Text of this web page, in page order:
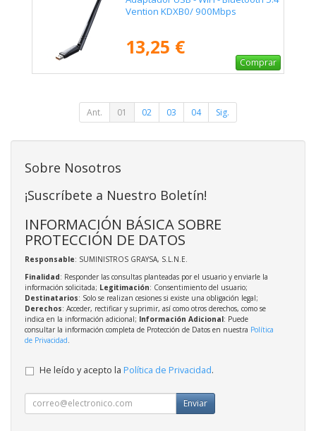
Vention KDXB0/ 900Mbps
13,25 €
Comprar
Ant. 01 02 03 04 Sig.
Sobre Nosotros
¡Suscríbete a Nuestro Boletín!
INFORMACIÓN BÁSICA SOBRE
PROTECCIÓN DE DATOS
Responsable: SUMINISTROS GRAYSA, S.L.N.E.
Finalidad: Responder las consultas planteadas por el usuario y enviarle la
información solicitada; Legitimación: Consentimiento del usuario;
Destinatarios: Solo se realizan cesiones si existe una obligación legal;
Derechos: Acceder, rectificar y suprimir, así como otros derechos, como se
indica en la información adicional; Información Adicional: Puede
consultar la información completa de Protección de Datos en nuestra Política
de Privacidad.
He leído y acepto la Política de Privacidad.
Enviar